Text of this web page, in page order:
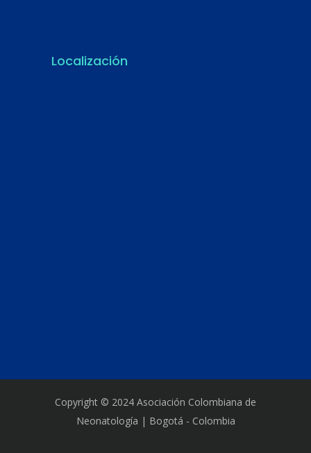
Localización
Copyright © 2024 Asociación Colombiana de
Neonatología | Bogotá - Colombia